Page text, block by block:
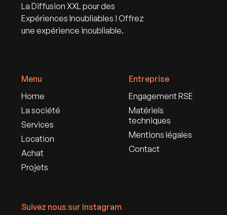
La Diffusion XXL pour des
Expériences Inoubliables ! Offrez
une expérience inoubliable.
Menu
Home
La société
Services
Location
Achat
Projets
Entreprise
Engagement RSE
Matériels
techniques
Mentions légales
Contact
Suivez nous sur Instagram